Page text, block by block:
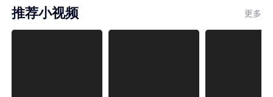
推荐小视频 更多